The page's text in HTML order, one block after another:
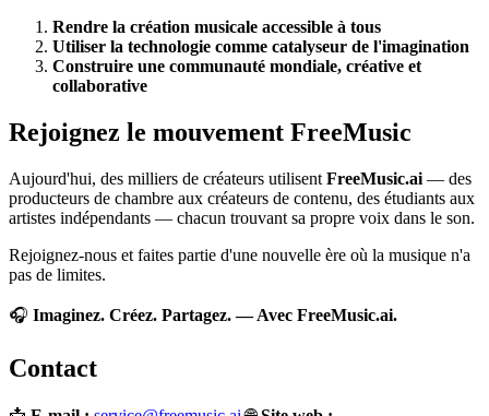
Rendre la création musicale accessible à tous
Utiliser la technologie comme catalyseur de l'imagination
Construire une communauté mondiale, créative et
collaborative
Rejoignez le mouvement FreeMusic
Aujourd'hui, des milliers de créateurs utilisent FreeMusic.ai — des
producteurs de chambre aux créateurs de contenu, des étudiants aux
artistes indépendants — chacun trouvant sa propre voix dans le son.
Rejoignez-nous et faites partie d'une nouvelle ère où la musique n'a
pas de limites.
🎧 Imaginez. Créez. Partagez. — Avec FreeMusic.ai.
Contact